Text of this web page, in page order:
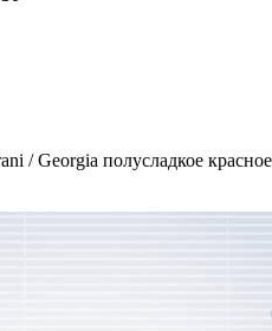
/ Georgia полусладкое красное